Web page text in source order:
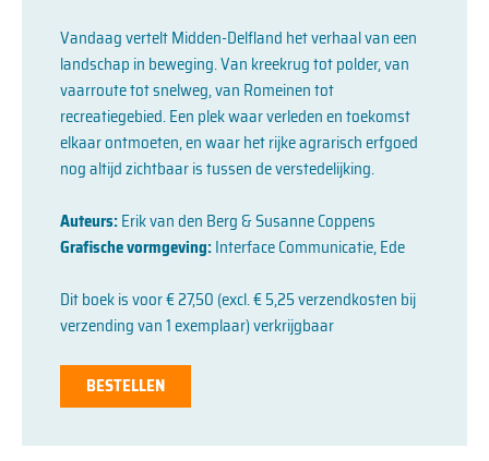
Vandaag vertelt Midden-Delfland het verhaal van een
landschap in beweging. Van kreekrug tot polder, van
vaarroute tot snelweg, van Romeinen tot
recreatiegebied. Een plek waar verleden en toekomst
elkaar ontmoeten, en waar het rijke agrarisch erfgoed
nog altijd zichtbaar is tussen de verstedelijking.
Auteurs:Erik van den Berg & Susanne Coppens
Grafische vormgeving:Interface Communicatie, Ede
Dit boek is voor € 27,50 (excl. € 5,25 verzendkosten bij
verzending van 1 exemplaar) verkrijgbaar
BESTELLEN